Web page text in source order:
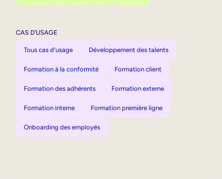
CAS D’USAGE
Tous cas d'usage Développement des talents
Formation à la conformité Formation client
Formation des adhérents Formation externe
Formation interne Formation première ligne
Onboarding des employés